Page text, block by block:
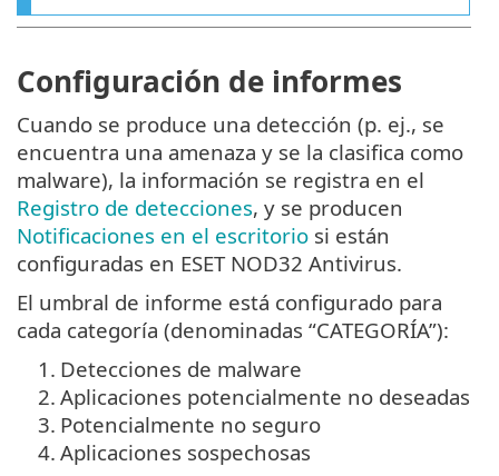
Configuración de informes
Cuando se produce una detección (p. ej., se
encuentra una amenaza y se la clasifica como
malware), la información se registra en el
Registro de detecciones, y se producen
Notificaciones en el escritorio si están
configuradas en ESET NOD32 Antivirus.
El umbral de informe está configurado para
cada categoría (denominadas “CATEGORÍA”):
1. Detecciones de malware
2. Aplicaciones potencialmente no deseadas
3. Potencialmente no seguro
4. Aplicaciones sospechosas